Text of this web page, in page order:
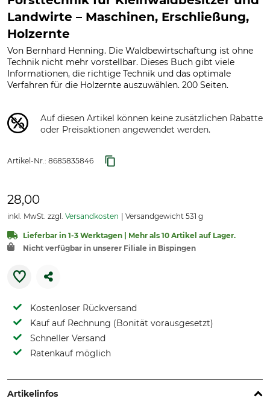
Landwirte – Maschinen, Erschließung,
Holzernte
Von Bernhard Henning. Die Waldbewirtschaftung ist ohne
Technik nicht mehr vorstellbar. Dieses Buch gibt viele
Informationen, die richtige Technik und das optimale
Verfahren für die Holzernte auszuwählen. 200 Seiten.
Auf diesen Artikel können keine zusätzlichen Rabatte
oder Preisaktionen angewendet werden.
Artikel-Nr.: 8685835846
28,00
inkl. MwSt. zzgl. Versandkosten Versandgewicht 531 g
Lieferbar in 1-3 Werktagen | Mehr als 10 Artikel auf Lager.
Nicht verfügbar in unserer Filiale in Bispingen
Kostenloser Rückversand
Kauf auf Rechnung (Bonität vorausgesetzt)
Schneller Versand
Ratenkauf möglich
Artikelinfos